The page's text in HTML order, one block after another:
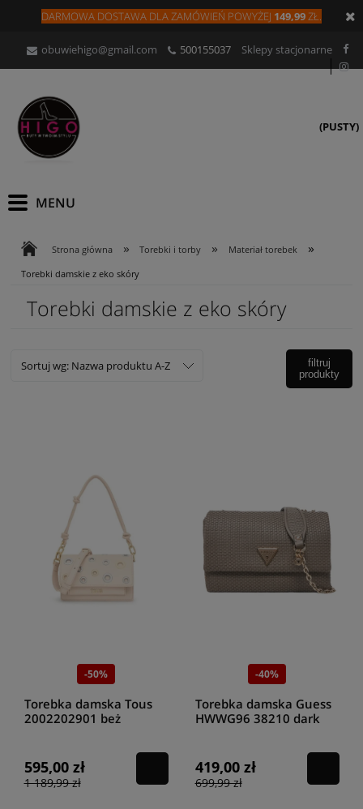
DARMOWA DOSTAWA DLAZAMÓWIEŃ POWYŻEJ 149,99ZŁ.
obuwiehigo@gmail.com 500155037 Sklepy stacjonarne
(PUSTY)
Strona główna » Torebki i torby » Materiał torebek »
Torebki damskie z eko skóry
Torebki damskie z eko skóry
Sortuj wg: Nazwa produktu A-Z
filtruj
produkty
-50%
Torebka damska Tous
2002202901 beż
595,00 zł
1 189,99 zł
-40%
Torebka damska Guess
HWWG96 38210 dark
419,00 zł
699,99 zł